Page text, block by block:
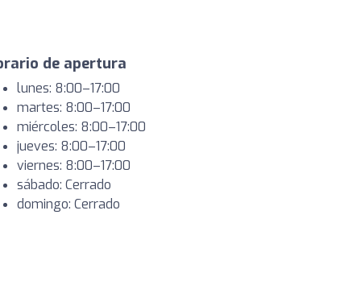
de apertura
lunes: 8:00–17:00
martes: 8:00–17:00
miércoles: 8:00–17:00
jueves: 8:00–17:00
viernes: 8:00–17:00
sábado: Cerrado
domingo: Cerrado